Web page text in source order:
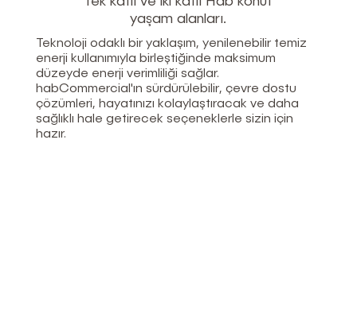
yaşam alanları.
Teknoloji odaklı bir yaklaşım, yenilenebilir temiz
enerji kullanımıyla birleştiğinde maksimum
düzeyde enerji verimliliği sağlar.
habCommercial'ın sürdürülebilir, çevre dostu
çözümleri, hayatınızı kolaylaştıracak ve daha
sağlıklı hale getirecek seçeneklerle sizin için
hazır.